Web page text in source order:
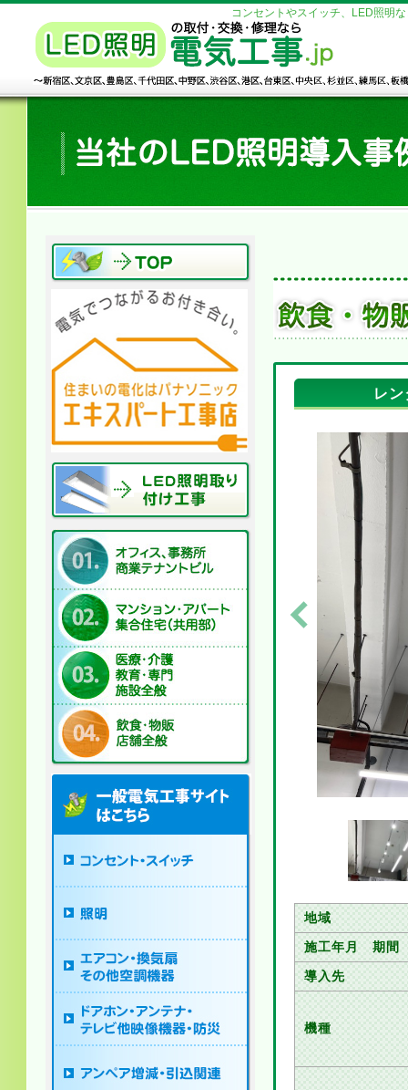
コンセントやスイッチ、LED照明
レ
地域
施工年月 期間
導入先
機種